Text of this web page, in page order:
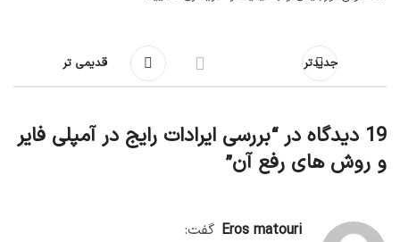
جدیدتر قدیمی تر
19 دیدگاه در “
بررسی ایرادات رایج در آمپلی فایر
و روش های رفع آن”
Eros matouri گفت: